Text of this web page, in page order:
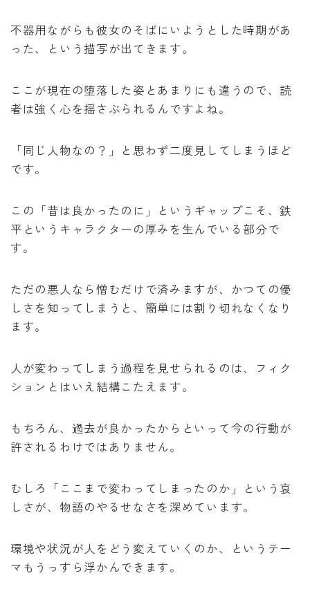
不器用ながらも彼女のそばにいようとした時期があ
った、という描写が出てきます。
ここが現在の堕落した姿とあまりにも違うので、読
者は強く心を揺さぶられるんですよね。
「同じ人物なの？」と思わず二度見してしまうほど
です。
この「昔は良かったのに」というギャップこそ、鉄
平というキャラクターの厚みを生んでいる部分で
す。
ただの悪人なら憎むだけで済みますが、かつての優
しさを知ってしまうと、簡単には割り切れなくなり
ます。
人が変わってしまう過程を見せられるのは、フィク
ションとはいえ結構こたえます。
もちろん、過去が良かったからといって今の行動が
許されるわけではありません。
むしろ「ここまで変わってしまったのか」という哀
しさが、物語のやるせなさを深めています。
環境や状況が人をどう変えていくのか、というテー
マもうっすら浮かんできます。